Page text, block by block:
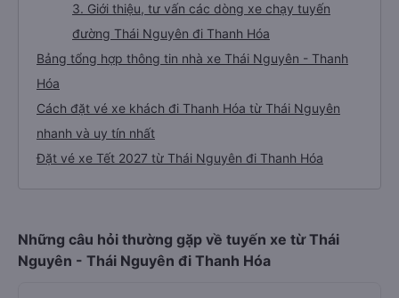
3. Giới thiệu, tư vấn các dòng xe chạy tuyến
đường Thái Nguyên đi Thanh Hóa
Bảng tổng hợp thông tin nhà xe Thái Nguyên - Thanh
Hóa
Cách đặt vé xe khách đi Thanh Hóa từ Thái Nguyên
nhanh và uy tín nhất
Đặt vé xe Tết 2027 từ Thái Nguyên đi Thanh Hóa
Những câu hỏi thường gặp về tuyến xe từ Thái
Nguyên - Thái Nguyên đi Thanh Hóa